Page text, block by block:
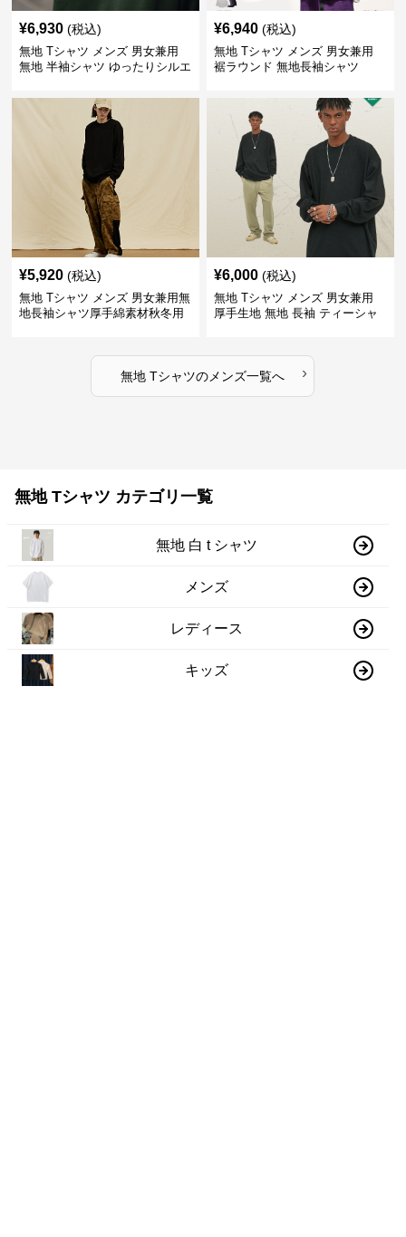
¥6,930 (税込)
無地 Tシャツ メンズ 男女兼用
無地 半袖シャツ ゆったりシルエ
¥6,940 (税込)
無地 Tシャツ メンズ 男女兼用
裾ラウンド 無地長袖シャツ
¥5,920 (税込)
無地 Tシャツ メンズ 男女兼用無
地長袖シャツ厚手綿素材秋冬用
¥6,000 (税込)
無地 Tシャツ メンズ 男女兼用
厚手生地 無地 長袖 ティーシャ
無地 Tシャツの メンズ一覧へ ›
無地 Tシャツ カテゴリ一覧
無地 白 t シャツ
メンズ
レディース
キッズ